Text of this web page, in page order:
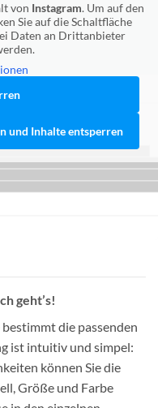
von Instagram. Um auf den
Sie auf die Schaltfläche
Daten an Drittanbieter
und Inhalte entsperren
geht’s!
die passenden
ist intuitiv und simpel:
können Sie die
Größe und Farbe